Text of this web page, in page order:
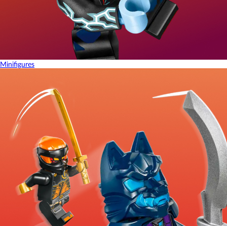
Minifigures